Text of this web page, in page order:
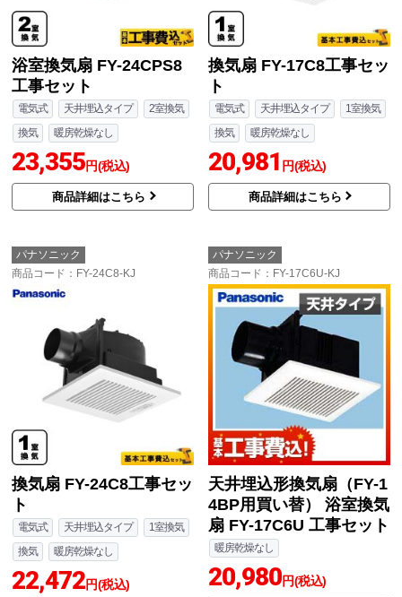
浴室換気扇 FY-24CPS8
工事セット
電気式 天井埋込タイプ
2室換気
換気
暖房乾燥なし
23,355円(税込)
商品詳細はこちら
換気扇 FY-17C8工事セッ
ト
電気式 天井埋込タイプ
1室換気
換気
暖房乾燥なし
20,981 円(税込)
商品詳細はこちら
パナソニック
商品コード ：FY-24C8-KJ
換気扇 FY-24C8工事セッ
ト
電気式 天井埋込タイプ
1室換気
換気
暖房乾燥なし
22,472円(税込)
パナソニック
商品コード ：FY-17C6U-KJ
天井埋込形換気扇（FY-1
4BP用買い替） 浴室換気
扇 FY-17C6U 工事セット
暖房乾燥なし
20,980円(税込)